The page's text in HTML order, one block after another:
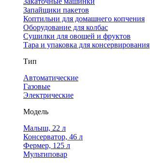
Запайщики пакетов
Коптильни для домашнего копчения
Оборудование для колбас
Сушилки для овощей и фруктов
Тара и упаковка для консервирования
Тип
Автоматические
Газовые
Электрические
Модель
Малыш, 22 л
Консерватор, 46 л
Фермер, 125 л
Мультиповар